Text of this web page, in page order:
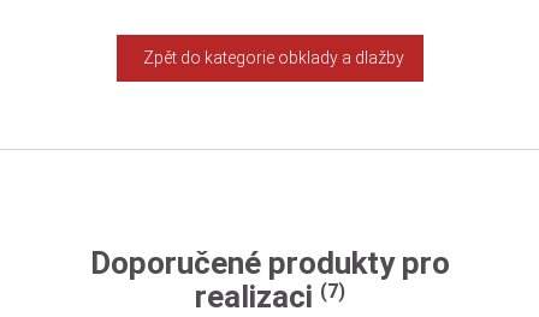
Zpět do kategorie obklady a dlažby
Doporučené produkty pro
realizaci (7)